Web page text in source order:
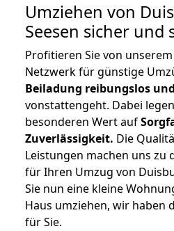
Umziehen von
Seesen sicher und
Profitieren Sie von
Netzwerk für günstige
Beiladung reibungslos
vonstattengeht. Dabei
besonderen Wert auf
Zuverlässigkeit. Die
Leistungen machen uns zu
für Ihren Umzug von
Sie nun eine kleine
Haus umziehen, wir haben
für Sie.